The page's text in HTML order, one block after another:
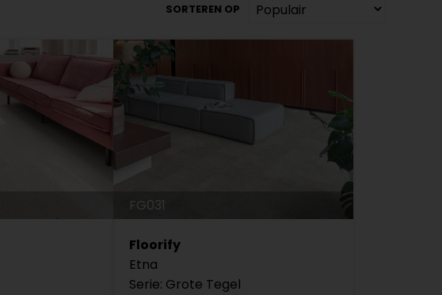
SORTEREN OP
FG031
Floorify
Etna
Serie: Grote Tegel